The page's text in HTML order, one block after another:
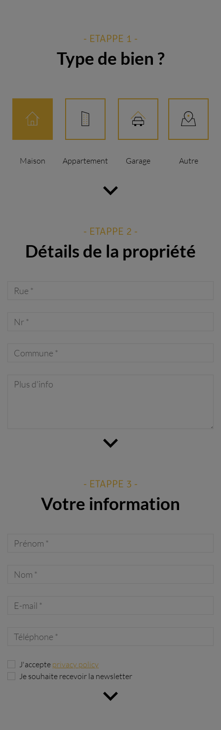
- ETAPPE 1 -
Type de bien ?
Maison Appartement Garage Autre
- ETAPPE 2 -
Détails de la propriété
- ETAPPE 3 -
Votre information
J'accepte privacy policy
Je souhaite recevoir la newsletter